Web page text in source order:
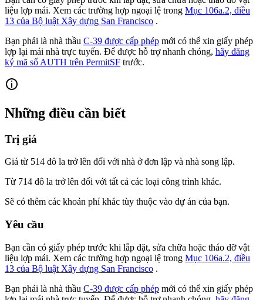
liệu lợp mái. Xem các trường hợp ngoại lệ trong Mục 106a.2, điều
13 của Bộ luật Xây dựng San Francisco .
Bạn phải là nhà thầu C-39 được cấp phép mới có thể xin giấy phép
lợp lại mái nhà trực tuyến. Để được hỗ trợ nhanh chóng, hãy đăng
ký mã số AUTH trên PermitSF trước.
Những điều cần biết
Trị giá
Giá từ 514 đô la trở lên đối với nhà ở đơn lập và nhà song lập.
Từ 714 đô la trở lên đối với tất cả các loại công trình khác.
Sẽ có thêm các khoản phí khác tùy thuộc vào dự án của bạn.
Yêu cầu
Bạn cần có giấy phép trước khi lắp đặt, sửa chữa hoặc tháo dỡ vật
liệu lợp mái. Xem các trường hợp ngoại lệ trong Mục 106a.2, điều
13 của Bộ luật Xây dựng San Francisco .
Bạn phải là nhà thầu C-39 được cấp phép mới có thể xin giấy phép